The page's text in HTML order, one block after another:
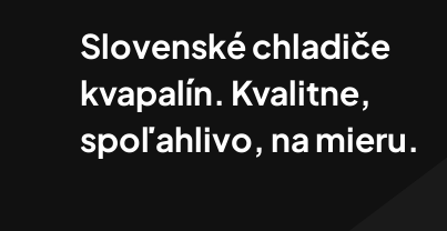
Slovenské chladiče
kvapalín. Kvalitne,
spoľahlivo, na mieru.